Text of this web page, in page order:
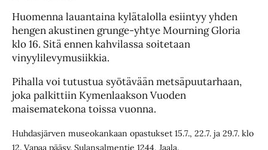
Huomenna lauantaina kylätalolla esiintyy yhden
hengen akustinen grunge-yhtye Mourning Gloria
klo 16. Sitä ennen kahvilassa soitetaan
vinyylilevymusiikkia.
Pihalla voi tutustua syötävään metsäpuutarhaan,
joka palkittiin Kymenlaakson Vuoden
maisematekona toissa vuonna.
Huhdasjärven museokankaan opastukset 15.7., 22.7. ja 29.7. klo
12. Vapaa pääsy. Sulansalmentie 1244, Jaala.